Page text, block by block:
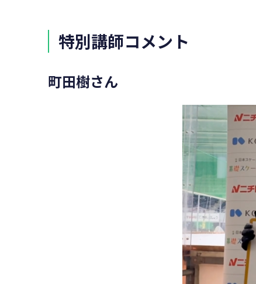
特別講師コメント
町田樹さん